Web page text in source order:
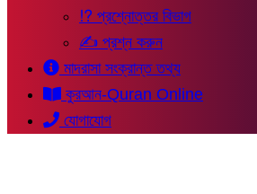
⁉ প্রশ্নোত্তর বিভাগ
✍ প্রশ্ন করুন
মাদরাসা সংক্রান্ত তথ্য
কুরআন-Quran Online
যোগাযোগ